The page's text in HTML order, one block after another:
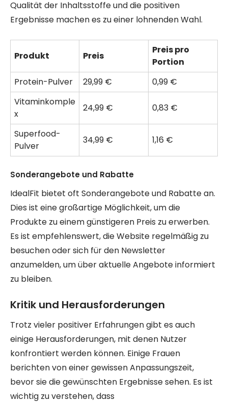
Qualität der Inhaltsstoffe und die positiven
Ergebnisse machen es zu einer lohnenden Wahl.
Produkt Preis
Preis pro
Portion
Protein-Pulver
29,99 €
0,99 €
Vitaminkomple
x
24,99 € 0,83 €
Superfood-
Pulver
34,99 € 1,16 €
Sonderangebote und Rabatte
IdealFit bietet oft Sonderangebote und Rabatte an.
Dies ist eine großartige Möglichkeit, um die
Produkte zu einem günstigeren Preis zu erwerben.
Es ist empfehlenswert, die Website regelmäßig zu
besuchen oder sich für den Newsletter
anzumelden, um über aktuelle Angebote informiert
zu bleiben.
Kritik und Herausforderungen
Trotz vieler positiver Erfahrungen gibt es auch
einige Herausforderungen, mit denen Nutzer
konfrontiert werden können. Einige Frauen
berichten von einer gewissen Anpassungszeit,
bevor sie die gewünschten Ergebnisse sehen. Es ist
wichtig zu verstehen, dass